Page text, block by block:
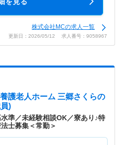
を見る
株式会社MCの求人一覧
更新日：2026/05/12 求人番号：9058967
護老人ホーム 三郷さくらの
)
準／未経験相談OK／寮あり♪特
士募集＜常勤＞